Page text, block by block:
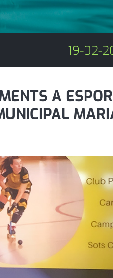
19-02-
A